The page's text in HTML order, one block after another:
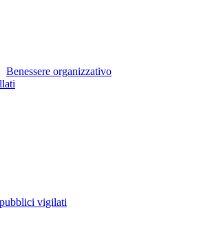
Benessere organizzativo
vigilati